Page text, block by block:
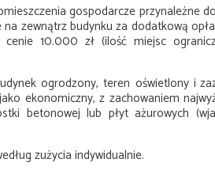
gospodarcze przynależne
zewnątrz budynku za dodatkową
10.000 zł (ilość miejsc
ogrodzony, teren oświetlony i
ekonomiczny, z zachowaniem
betonowej lub płyt ażurowych
zużycia indywidualnie.